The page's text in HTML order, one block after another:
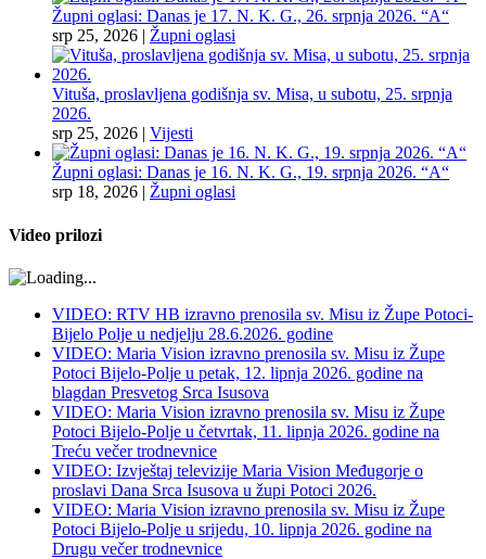
Župni oglasi: Danas je 17. N. K. G., 26. srpnja 2026. “A“
srp 25, 2026 | Župni oglasi
Vituša, proslavljena godišnja sv. Misa, u subotu, 25. srpnja
2026.
srp 25, 2026 | Vijesti
Župni oglasi: Danas je 16. N. K. G., 19. srpnja 2026. “A“
srp 18, 2026 | Župni oglasi
Video prilozi
VIDEO: RTV HB izravno prenosila sv. Misu iz Župe Potoci-
Bijelo Polje u nedjelju 28.6.2026. godine
VIDEO: Maria Vision izravno prenosila sv. Misu iz Župe
Potoci Bijelo-Polje u petak, 12. lipnja 2026. godine na
blagdan Presvetog Srca Isusova
VIDEO: Maria Vision izravno prenosila sv. Misu iz Župe
Potoci Bijelo-Polje u četvrtak, 11. lipnja 2026. godine na
Treću večer trodnevnice
VIDEO: Izvještaj televizije Maria Vision Međugorje o
proslavi Dana Srca Isusova u župi Potoci 2026.
VIDEO: Maria Vision izravno prenosila sv. Misu iz Župe
Potoci Bijelo-Polje u srijedu, 10. lipnja 2026. godine na
Drugu večer trodnevnice